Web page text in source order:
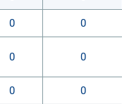
0 0
0 0
0 0